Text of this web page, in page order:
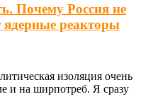
Почему Россия не
ядерные реакторы
изоляция очень
и на ширпотреб. Я сразу